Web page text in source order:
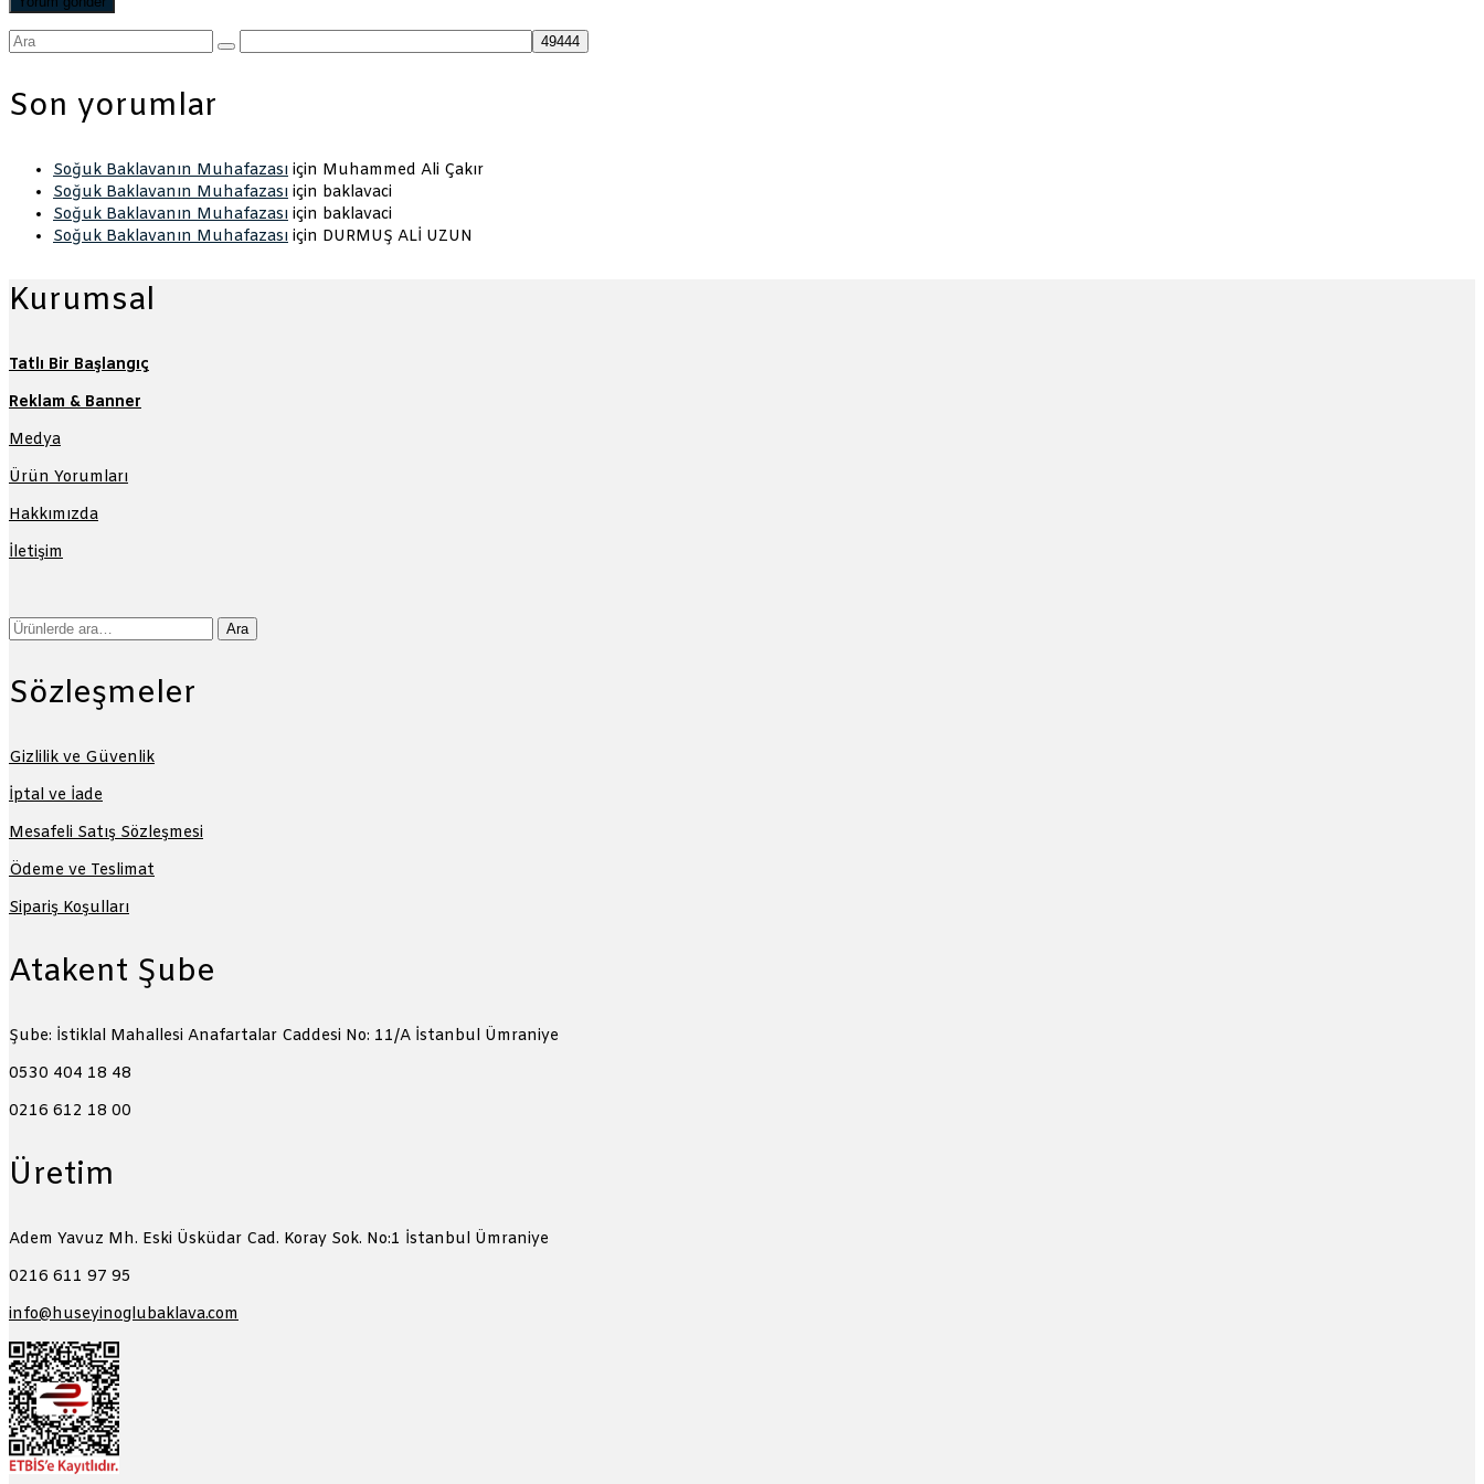
Şunu
Son yorumlar
Soğuk Baklavanın Muhafazası için Muhammed Ali Çakır
Soğuk Baklavanın Muhafazası için baklavaci
Soğuk Baklavanın Muhafazası için baklavaci
Soğuk Baklavanın Muhafazası için DURMUŞ ALİ UZUN
Kurumsal
Tatlı Bir Başlangıç
Reklam & Banner
Medya
Ürün Yorumları
Hakkımızda
İletişim
Ara: Ara
Sözleşmeler
Gizlilik ve Güvenlik
İptal ve İade
Mesafeli Satış Sözleşmesi
Ödeme ve Teslimat
Sipariş Koşulları
Atakent Şube
Şube: İstiklal Mahallesi Anafartalar Caddesi No: 11/A İstanbul Ümraniye
0530 404 18 48
0216 612 18 00
Üretim
Adem Yavuz Mh. Eski Üsküdar Cad. Koray Sok. No:1 İstanbul Ümraniye
0216 611 97 95
info@huseyinoglubaklava.com